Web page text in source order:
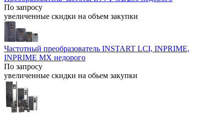
По запросу
увеличенные скидки на объем закупки
Частотный преобразователь INSTART LCI, INPRIME,
INPRIME MX недорого
По запросу
увеличенные скидки на обьем закупки